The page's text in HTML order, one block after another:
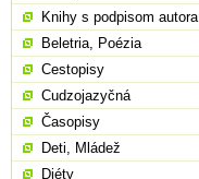
Knihy s podpisom autora
Beletria, Poézia
Cestopisy
Cudzojazyčná
Časopisy
Deti, Mládež
Diéty